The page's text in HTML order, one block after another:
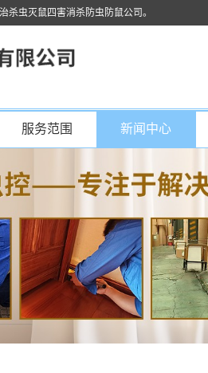
杀虫灭鼠四害消杀防虫防鼠公司。
服务范围 新闻中心